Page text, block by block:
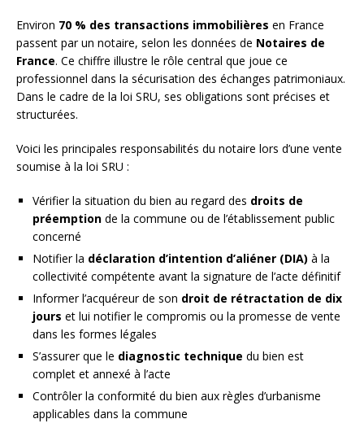
Environ 70 % des transactions immobilières en France
passent par un notaire, selon les données de Notaires de
France. Ce chiffre illustre le rôle central que joue ce
professionnel dans la sécurisation des échanges patrimoniaux.
Dans le cadre de la loi SRU, ses obligations sont précises et
structurées.
Voici les principales responsabilités du notaire lors d’une vente
soumise à la loi SRU :
Vérifier la situation du bien au regard des droits de
préemption de la commune ou de l’établissement public
concerné
Notifier la déclaration d’intention d’aliéner (DIA) à la
collectivité compétente avant la signature de l’acte définitif
Informer l’acquéreur de son droit de rétractation de dix
jours et lui notifier le compromis ou la promesse de vente
dans les formes légales
S’assurer que le diagnostic technique du bien est
complet et annexé à l’acte
Contrôler la conformité du bien aux règles d’urbanisme
applicables dans la commune